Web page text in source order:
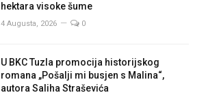
hektara visoke šume
4 Augusta, 2026 0
U BKC Tuzla promocija historijskog
romana „Pošalji mi busjen s Malina“,
autora Saliha Straševića